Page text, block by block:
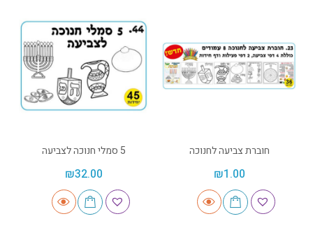
חוברת צביעה לחנוכה
₪1.00
5 סמלי חנוכה לצביעה
₪32.00